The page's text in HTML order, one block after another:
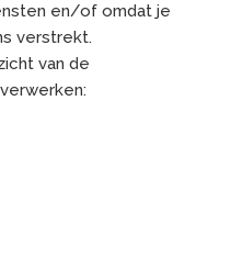
en/of omdat je
verstrekt.
van de